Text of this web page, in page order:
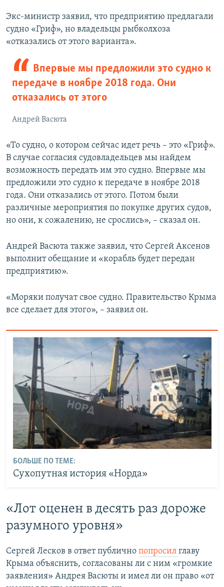
Экс-министр заявил, что предприятию предлагали
судно «Гриф», но владельцы рыбколхоза
«отказались от этого варианта».
Впервые мы предложили это судно к
передаче в ноябре 2018 года. Они
отказались от этого
Андрей Васюта
«То судно, о котором сейчас идет речь – это «Гриф».
В случае согласия судовладельцев мы найдем
возможность передать им это судно. Впервые мы
предложили это судно к передаче в ноябре 2018
года. Они отказались от этого. Потом были
различные мероприятия по покупке других судов,
но они, к сожалению, не срослись», – сказал он.
Андрей Васюта также заявил, что Сергей Аксенов
выполнит обещание и «корабль будет передан
предприятию».
«Моряки получат свое судно. Правительство Крыма
все сделает для этого», – заявил он.
БОЛЬШЕ ПО ТЕМЕ:
Сухопутная история «Норда»
«Лот оценен в десять раз дороже
разумного уровня»
Сергей Лесков в ответ публично попросил главу
Крыма объяснить, согласованы ли с ним «громкие
заявления» Андрея Васюты и имел ли он право «от